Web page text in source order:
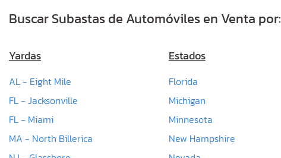
Buscar Subastas de Automóviles en Venta por:
Yardas
AL - Eight Mile
FL - Jacksonville
FL - Miami
MA - North Billerica
Estados
Florida
Michigan
Minnesota
New Hampshire